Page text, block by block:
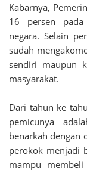
Kabarnya,
16 persen
negara. Selain
sudah
sendiri maupun
masyarakat.
Dari tahun ke
pemicunya
benarkah dengan
perokok menjadi
mampu membeli